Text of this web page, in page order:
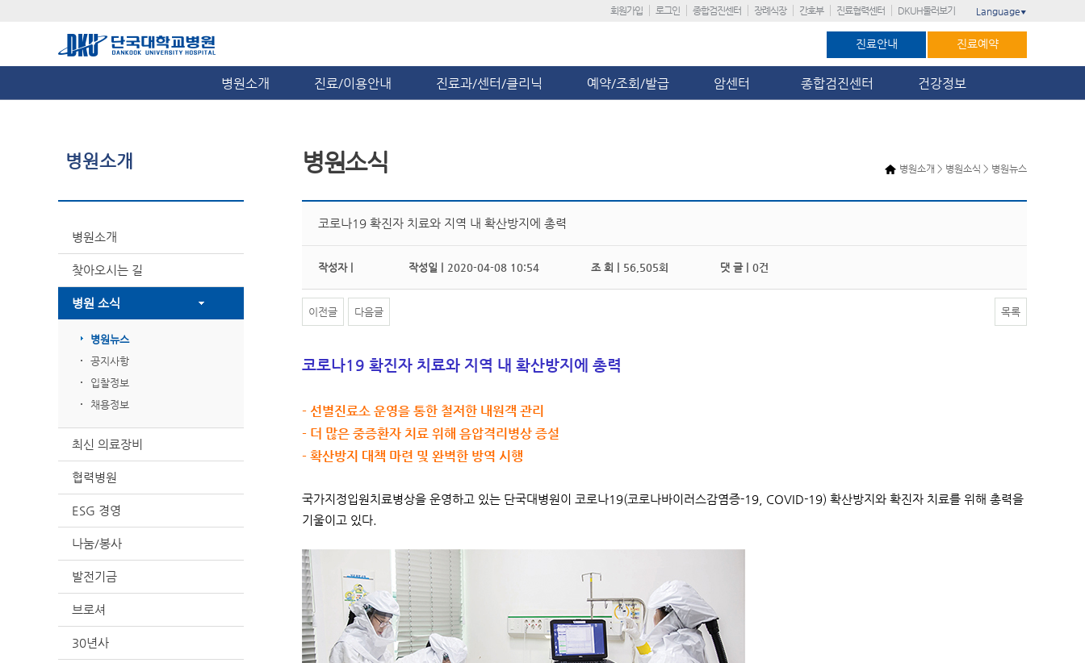
회원가입 로그인 종합검진센터 장례식장 간호부 진료협력센터 DKUH둘러보기 Language ▼
진료안내 진료예약
병원소개 진료/이용안내 진료과/센터/클리닉 예약/조회/발급 암센터 종합검진센터 건강정보
병원소개
병원소개
찾아오시는 길
병원 소식
병원뉴스
공지사항
입찰정보
채용정보
최신 의료장비
협력병원
ESG 경영
나눔/봉사
발전기금
브로셔
30년사
병원소개 > 병원소식 > 병원뉴스
병원소식
코로나19 확진자 치료와 지역 내 확산방지에 총력
작성자 | 작성일 | 2020-04-08 10:54 조 회 | 56,505회 댓 글 | 0건
이전글 다음글 목록
코로나19 확진자 치료와 지역 내 확산방지에 총력
- 선별진료소 운영을 통한 철저한 내원객 관리
- 더 많은 중증환자 치료 위해 음압격리병상 증설
- 확산방지 대책 마련 및 완벽한 방역 시행
국가지정입원치료병상을 운영하고 있는 단국대병원이 코로나19(코로나바이러스감염증-19, COVID-19) 확산방지와 확진자 치료를 위해 총력을
기울이고 있다.